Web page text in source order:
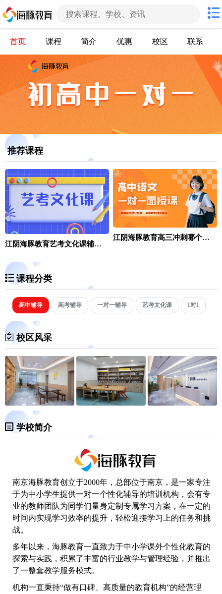
首页 课程 简介 优惠 校区 联系
推荐课程
江阴海豚教育艺考文化课辅导班学校
江阴海豚教育高三冲刺哪个机构比较好
课程分类
高中辅导 高考辅导 一对一辅导 艺考文化课 1对1
校区风采
学校简介
南京海豚教育创立于2000年，总部位于南京，是一家专注
于为中小学生提供一对一个性化辅导的培训机构，会有专
业的教师团队为同学们量身定制专属学习方案，在一定的
时间内实现学习效率的提升，轻松迎接学习上的任务和挑
战。
多年以来，海豚教育一直致力于中小学课外个性化教育的
探索与实践，积累了丰富的行业教学与管理经验，并推出
了一整套教学服务模式。
机构一直秉持“做有口碑、高质量的教育机构”的经营理